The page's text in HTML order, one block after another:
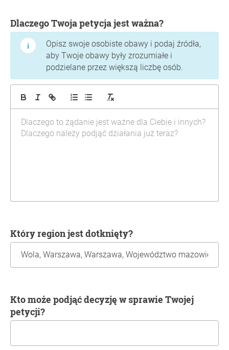
Dlaczego Twoja petycja jest ważna?
Opisz swoje osobiste obawy i podaj źródła,
aby Twoje obawy były zrozumiałe i
podzielane przez większą liczbę osób.
Który region jest dotknięty?
Kto może podjąć decyzję w sprawie Twojej
petycji?